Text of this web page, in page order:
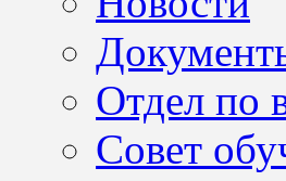
Отдел по
Совет